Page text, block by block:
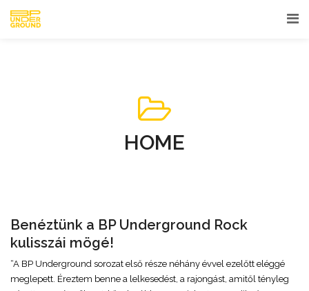
HOME
Benéztünk a BP Underground Rock
kulisszái mögé!
“A BP Underground sorozat első része néhány évvel ezelőtt eléggé
meglepett. Éreztem benne a lelkesedést, a rajongást, amitől tényleg